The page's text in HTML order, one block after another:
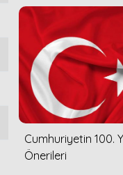
Cumhuriyetin 100.
Önerileri